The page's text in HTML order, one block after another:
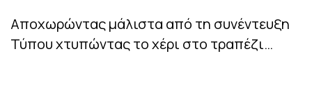
Αποχωρώντας μάλιστα από τη συνέντευξη
Τύπου χτυπώντας το χέρι στο τραπέζι…